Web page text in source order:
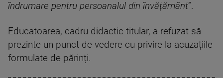
îndrumare pentru persoanalul din învățământ”.
Educatoarea, cadru didactic titular, a refuzat să
prezinte un punct de vedere cu privire la acuzațiile
formulate de părinți.